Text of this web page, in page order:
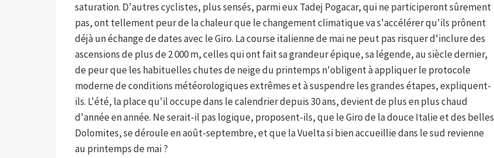
saturation. D'autres cyclistes, plus sensés, parmi eux Tadej Pogacar, qui ne participeront sûrement
pas, ont tellement peur de la chaleur que le changement climatique va s'accélérer qu'ils prônent
déjà un échange de dates avec le Giro. La course italienne de mai ne peut pas risquer d'inclure des
ascensions de plus de 2 000 m, celles qui ont fait sa grandeur épique, sa légende, au siècle dernier,
de peur que les habituelles chutes de neige du printemps n'obligent à appliquer le protocole
moderne de conditions météorologiques extrêmes et à suspendre les grandes étapes, expliquent-
ils. L'été, la place qu'il occupe dans le calendrier depuis 30 ans, devient de plus en plus chaud
d'année en année. Ne serait-il pas logique, proposent-ils, que le Giro de la douce Italie et des belles
Dolomites, se déroule en août-septembre, et que la Vuelta si bien accueillie dans le sud revienne
au printemps de mai ?